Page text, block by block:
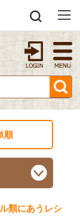
順
類にあうレシ